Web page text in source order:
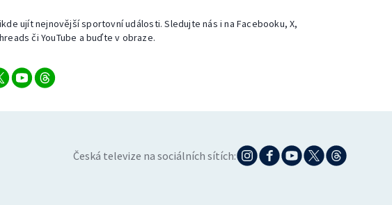
ujít nejnovější sportovní události. Sledujte nás i na Facebooku, X,
či YouTube a buďte v obraze.
Česká televize na sociálních sítích: